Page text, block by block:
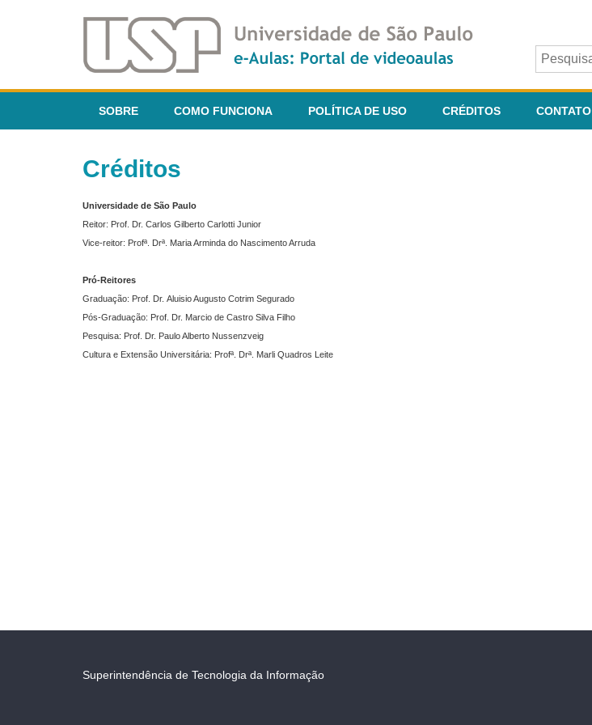
SOBRE COMO FUNCIONA POLÍTICA DE USO CRÉDITOS CONTATO
Créditos
Universidade de São Paulo
Reitor: Prof. Dr. Carlos Gilberto Carlotti Junior
Vice-reitor: Profª. Drª. Maria Arminda do Nascimento Arruda
Pró-Reitores
Graduação: Prof. Dr. Aluisio Augusto Cotrim Segurado
Pós-Graduação: Prof. Dr. Marcio de Castro Silva Filho
Pesquisa: Prof. Dr. Paulo Alberto Nussenzveig
Cultura e Extensão Universitária: Profª. Drª. Marli Quadros Leite
Superintendência de Tecnologia da Informação